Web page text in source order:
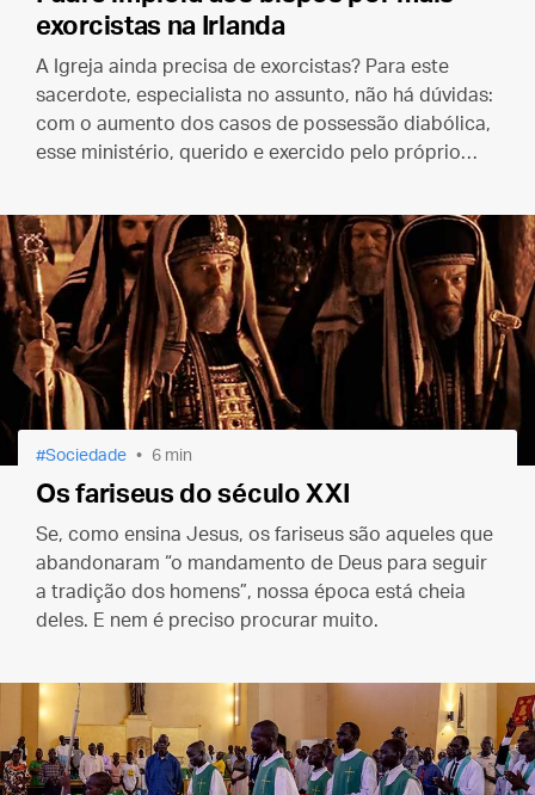
exorcistas na Irlanda
A Igreja ainda precisa de exorcistas? Para este
sacerdote, especialista no assunto, não há dúvidas:
com o aumento dos casos de possessão diabólica,
esse ministério, querido e exercido pelo próprio
Sociedade 6 min
Os fariseus do século XXI
Se, como ensina Jesus, os fariseus são aqueles que
abandonaram “o mandamento de Deus para seguir
a tradição dos homens”, nossa época está cheia
deles. E nem é preciso procurar muito.